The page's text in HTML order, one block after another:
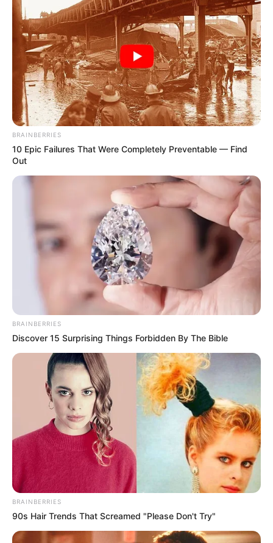
BRAINBERRIES
10 Epic Failures That Were Completely Preventable — Find
Out
BRAINBERRIES
Discover 15 Surprising Things Forbidden By The Bible
BRAINBERRIES
90s Hair Trends That Screamed "Please Don't Try"